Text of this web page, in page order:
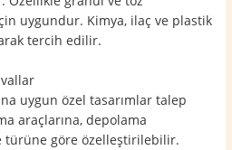
uygundur. Kimya, ilaç ve plastik
tercih edilir.
uygun özel tasarımlar talep
araçlarına, depolama
türüne göre özelleştirilebilir.